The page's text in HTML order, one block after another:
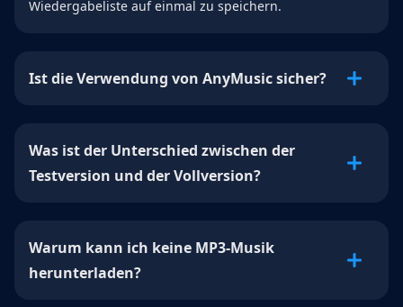
Wiedergabeliste auf einmal zu speichern.
Ist die Verwendung von AnyMusic sicher?
Was ist der Unterschied zwischen der
Testversion und der Vollversion?
Warum kann ich keine MP3-Musik
herunterladen?